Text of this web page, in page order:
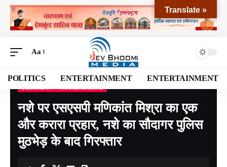
Aa
POLITICS ENTERTAINMENT ENTERTAINMENT
Devbhoomi Media>Blog>NATIONAL>UTTARAKHAND >DEHRADUN
नशे पर एसएसपी मणिकांत मिश्रा का एक
और करारा प्रहार, नशे का सौदागर पुलिस
मुठभेड़ के बाद गिरफ्तार
Translate »